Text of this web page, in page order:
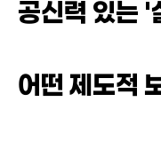
공신력 있는 '
어떤 제도적